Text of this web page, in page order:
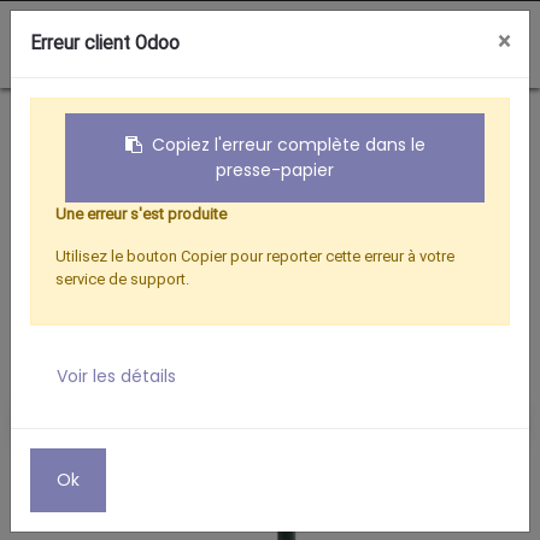
0
Boutique PARABOLE D.40 CM METAL
Erreur client Odoo ×
Copiez l'erreur complète dans le
presse-papier
Une erreur s'est produite
Utilisez le bouton Copier pour reporter cette erreur à votre
service de support.
Voir les détails
Ok